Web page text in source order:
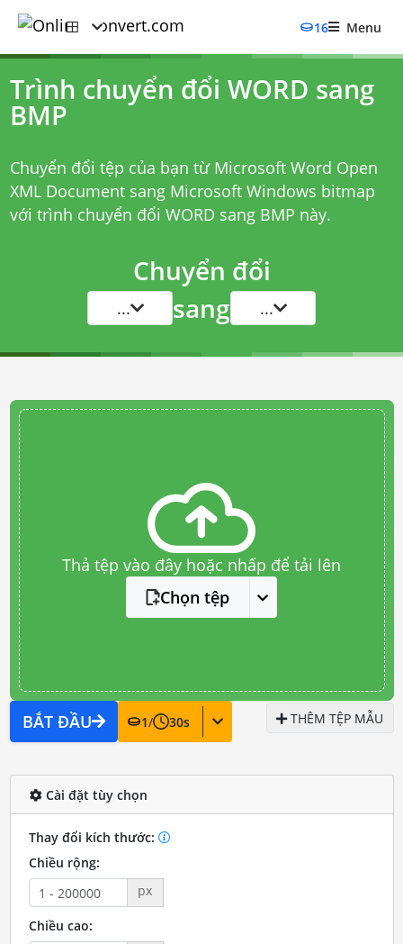
16 Menu
Trình chuyển đổi WORD sang
BMP
Chuyển đổi tệp của bạn từ Microsoft Word Open
XML Document sang Microsoft Windows bitmap
với trình chuyển đổi WORD sang BMP này.
Chuyển đổi
... sang ...
Thả tệp vào đây hoặc nhấp để tải lên
Chọn tệp
BẮT ĐẦU 1/ 30s THÊM TỆP MẪU
Cài đặt tùy chọn
Thay đổi kích thước:
Chiều rộng:
px
Chiều cao: